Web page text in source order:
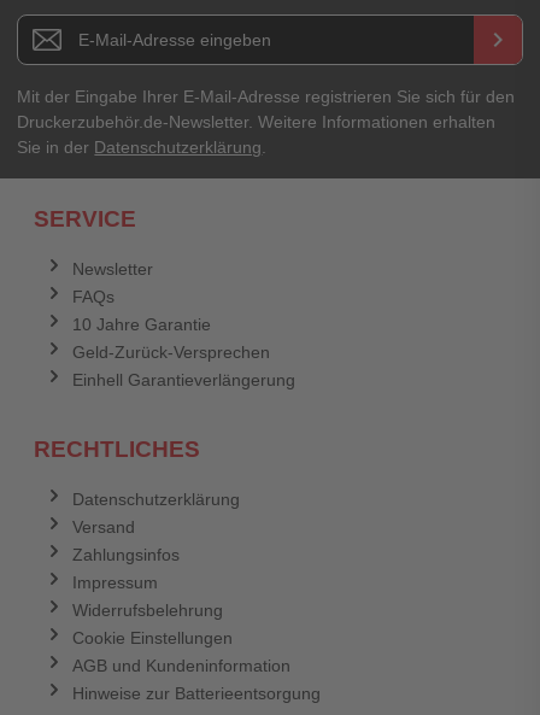
E-Mail-Adresse
Ihr Passwort
Newsletter E-Mail Adresse keyboard_arrow_right
Mit der Eingabe Ihrer E-Mail-Adresse registrieren Sie sich für den
Druckerzubehör.de-Newsletter. Weitere Informationen erhalten
Sie in der Datenschutzerklärung.
SERVICE
Newsletter
FAQs
10 Jahre Garantie
Geld-Zurück-Versprechen
Einhell Garantieverlängerung
RECHTLICHES
Datenschutzerklärung
Versand
Zahlungsinfos
Impressum
Widerrufsbelehrung
Cookie Einstellungen
AGB und Kundeninformation
Hinweise zur Batterieentsorgung